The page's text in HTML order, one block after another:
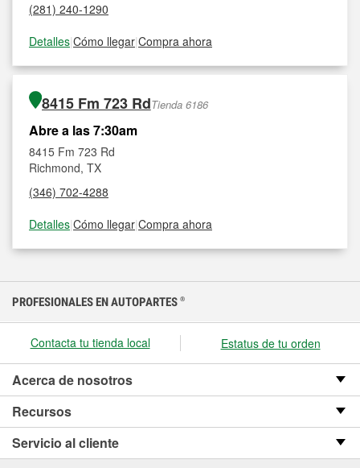
(281) 240-1290
Detalles|Cómo llegar|Compra ahora
8415 Fm 723 RdTienda 6186
Abre a las 7:30am
8415 Fm 723 Rd
Richmond, TX
(346) 702-4288
Detalles|Cómo llegar|Compra ahora
PROFESIONALES EN AUTOPARTES ®
Contacta tu tienda local Estatus de tu orden
Acerca de nosotros
Recursos
Servicio al cliente